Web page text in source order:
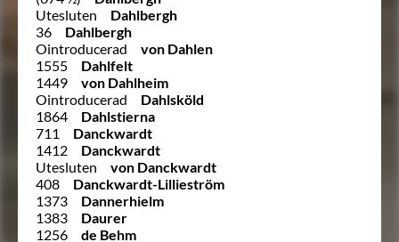
Utesluten
Dahlbergh
36
Dahlbergh
Ointroducerad
von Dahlen
1555
Dahlfelt
1449
von Dahlheim
Ointroducerad
Dahlsköld
1864
Dahlstierna
711
Danckwardt
1412
Danckwardt
Utesluten
von Danckwardt
408
Danckwardt-Lillieström
1373
Dannerhielm
1383
Daurer
1256
de Behm